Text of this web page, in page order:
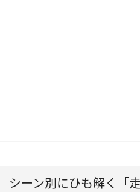
シーン別にひも解く「